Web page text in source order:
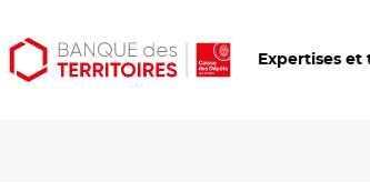
Aller
au
Aller
au
Ouvrir
les
Expertises